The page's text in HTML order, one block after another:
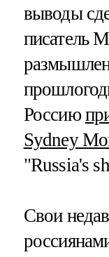
выводы
писатель
Россию
Sydney
"Russia's
Свои